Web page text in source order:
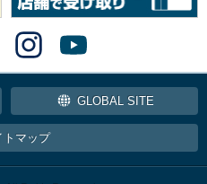
GLOBAL SITE
トマップ